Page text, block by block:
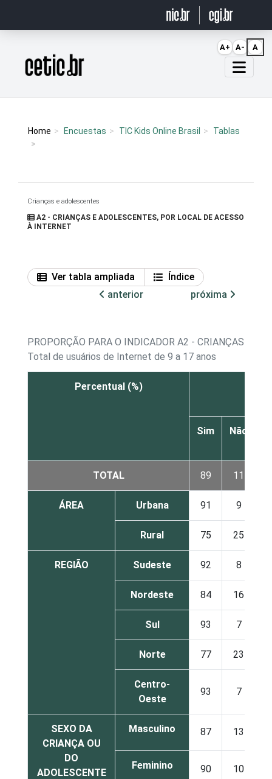
Página inicial
Home Encuestas TIC Kids Online Brasil Tablas
Crianças e adolescentes
A2 - CRIANÇAS E ADOLESCENTES, POR LOCAL DE ACESSO
À INTERNET
Ver tabla ampliada
Índice
anterior
próxima
PROPORÇÃO PARA O INDICADOR A2 - CRIANÇAS E
Total de usuários de Internet de 9 a 17 anos
Percentual (%)
Sim Não
TOTAL 89 11
ÁREA Urbana 91 9
Rural 75 25
REGIÃO Sudeste 92 8
Nordeste 84 16
Sul 93 7
Norte 77 23
Centro-
Oeste
93 7
SEXO DA
CRIANÇA OU
DO
ADOLESCENTE
Masculino 87 13
Feminino 90 10
A+ A- A